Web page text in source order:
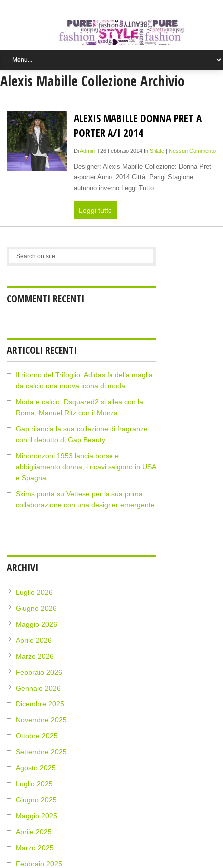
Alexis Mabille Collezione Archivio
ALEXIS MABILLE DONNA PRET A
PORTER A/I 2014
DiAdminIl 26 Febbraio 2014 In Sfilate| Nessun Commento
Designer: Alexis Mabille Collezione: Donna Pret-
a-porter Anno: 2014 Città: Parigi Stagione:
autunno inverno Leggi Tutto
Leggi tutto
COMMENTI RECENTI
ARTICOLI RECENTI
Il ritorno del Trifoglio: Adidas fa della maglia
da calcio una nuova icona di moda
Moda e calcio: Dsquared2 si allea con la
Roma, Manuel Ritz con il Monza
Gap rilancia la sua collezione di fragranze
con il debutto di Gap Beauty
Minoronzoni 1953 lancia borse e
abbigliamento donna, i ricavi salgono in USA
e Spagna
Skims punta su Vettese per la sua prima
collaborazione con una designer emergente
ARCHIVI
Luglio 2026
Giugno 2026
Maggio 2026
Aprile 2026
Marzo 2026
Febbraio 2026
Gennaio 2026
Dicembre 2025
Novembre 2025
Ottobre 2025
Settembre 2025
Agosto 2025
Luglio 2025
Giugno 2025
Maggio 2025
Aprile 2025
Marzo 2025
Febbraio 2025